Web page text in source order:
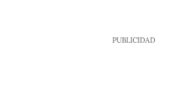
PUBLICIDAD